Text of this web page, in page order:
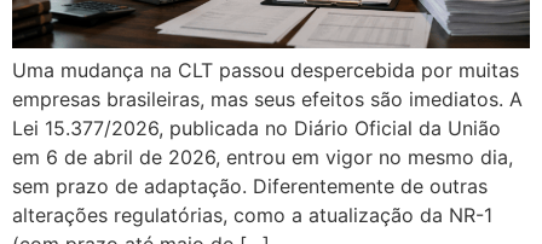
Uma mudança na CLT passou despercebida por muitas
empresas brasileiras, mas seus efeitos são imediatos. A
Lei 15.377/2026, publicada no Diário Oficial da União
em 6 de abril de 2026, entrou em vigor no mesmo dia,
sem prazo de adaptação. Diferentemente de outras
alterações regulatórias, como a atualização da NR-1